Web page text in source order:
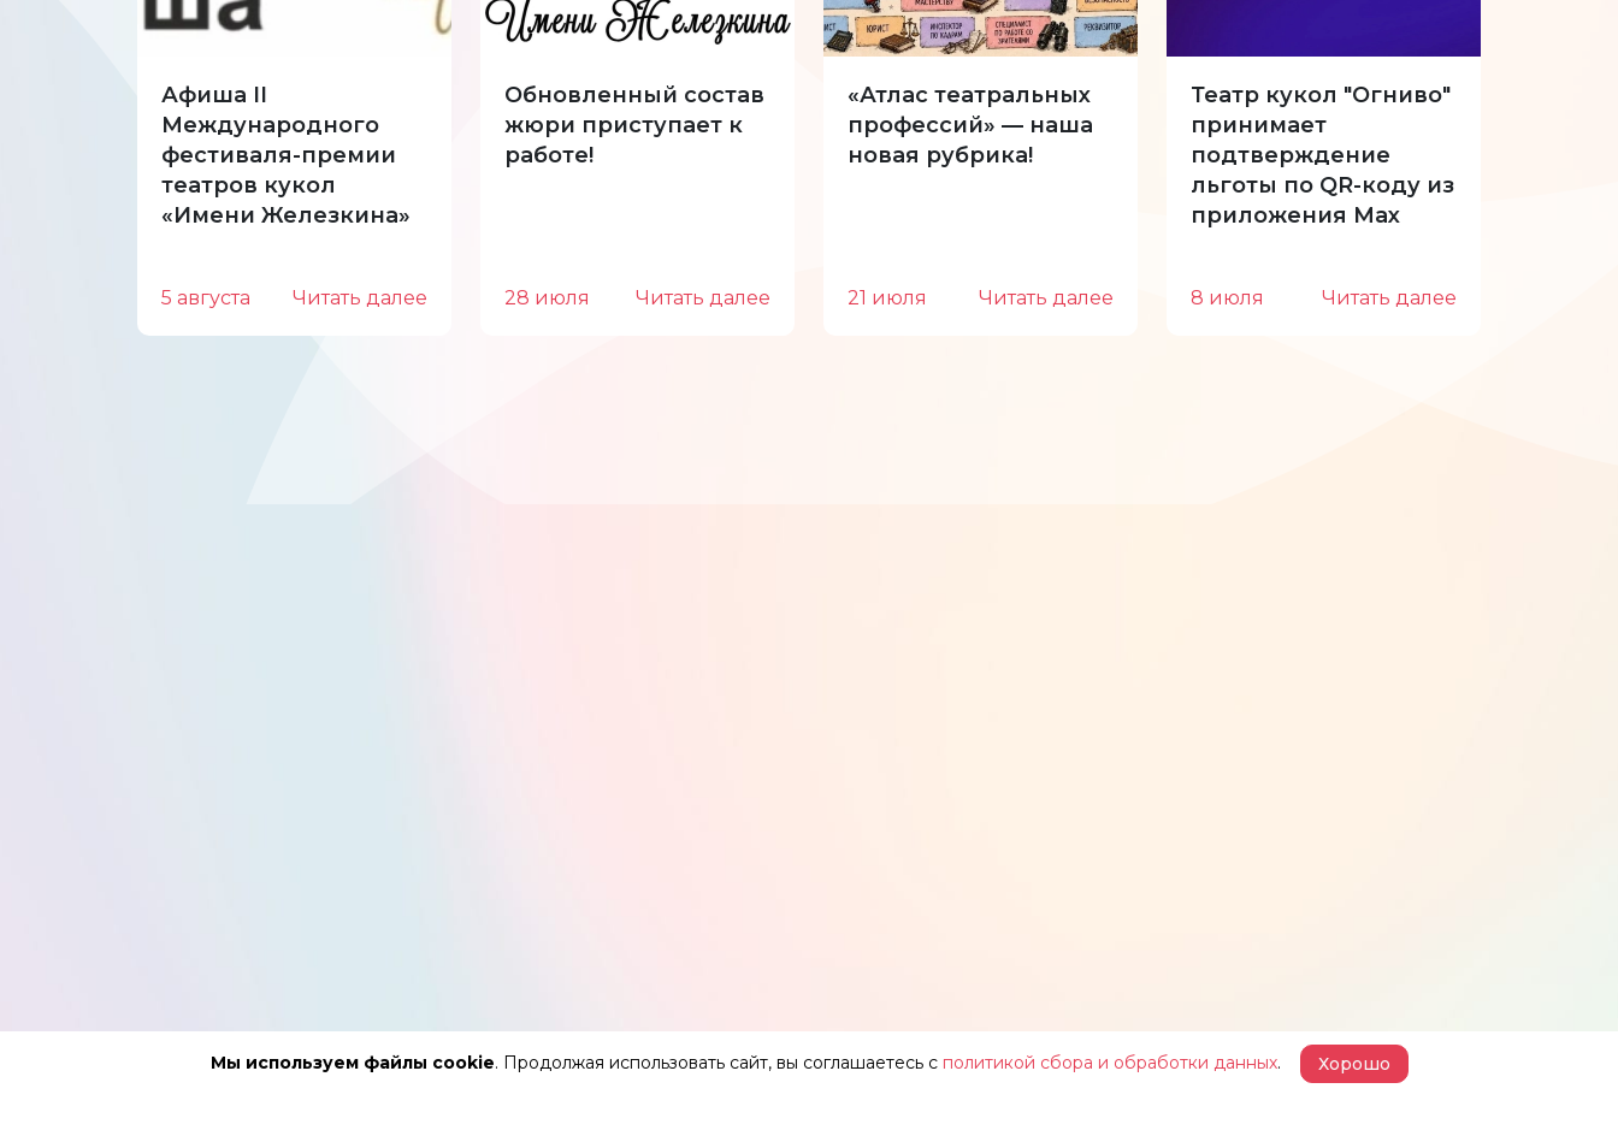
Афиша II
Международного
фестиваля-премии
театров кукол
«Имени Железкина»
5 августа Читать далее
Обновленный состав
жюри приступает к
работе!
28 июля Читать далее
«Атлас театральных
профессий» — наша
новая рубрика!
21 июля Читать далее
Театр кукол "Огниво"
принимает
подтверждение
льготы по QR-коду из
приложения Max
8 июля Читать далее
Мы используем файлы cookie. Продолжая использовать сайт, вы соглашаетесь с политикой сбора и обработки данных. Хорошо